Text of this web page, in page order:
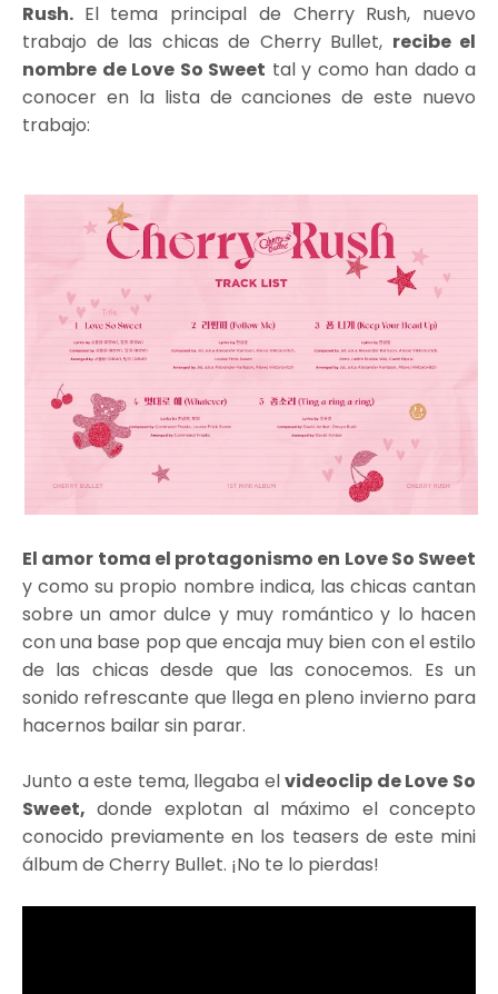
Rush. El tema principal de Cherry Rush, nuevo
trabajo de las chicas de Cherry Bullet, recibe el
nombre de Love So Sweet tal y como han dado a
conocer en la lista de canciones de este nuevo
trabajo:
El amor toma el protagonismo en Love So Sweet
y como su propio nombre indica, las chicas cantan
sobre un amor dulce y muy romántico y lo hacen
con una base pop que encaja muy bien con el estilo
de las chicas desde que las conocemos. Es un
sonido refrescante que llega en pleno invierno para
hacernos bailar sin parar.
Junto a este tema, llegaba elvideoclip de Love So
Sweet, donde explotan al máximo el concepto
conocido previamente en los teasers de este mini
álbum de Cherry Bullet. ¡No te lo pierdas!